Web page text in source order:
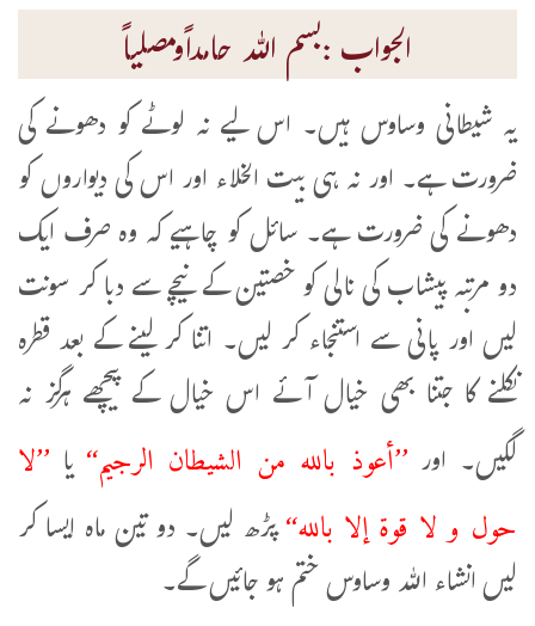
الجواب :بسم اللہ حامداًومصلیاً
یہ شیطانی وساوس ہیں۔ اس لیے نہ لوٹے کو دھونے کی
ضرورت ہے۔ اور نہ ہی بیت الخلاء اور اس کی دیواروں کو
دھونے کی ضرورت ہے۔ سائل کو چاہیے کہ وہ صرف ایک
دو مرتبہ پیشاب کی نالی کو خصتین کے نیچے سے دبا کر سونت
لیں اور پانی سے استنجاء کر لیں۔ اتنا کر لینے کے بعد قطرہ
نکلنے کا جتنا بھی خیال آئے اس خیال کے پیچھے ہرگز نہ
لگیں۔ اور ’’أعوذ بالله من الشيطان الرجيم‘‘يا ’’لا
حول و لا قوة إلا بالله‘‘پڑھ لیں۔ دو تین ماہ ایسا کر
لیں انشاء اللہ وساوس ختم ہو جائیں گے۔